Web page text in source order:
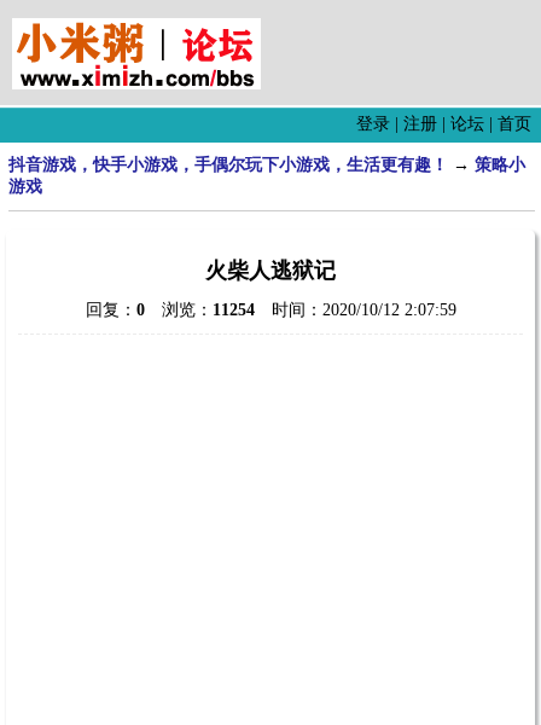
登录 注册 论坛 首页
抖音游戏，快手小游戏，手偶尔玩下小游戏，生活更有趣！ → 策略小
游戏
火柴人逃狱记
回复： 0浏览： 11254时间：2020/10/12 2:07:59